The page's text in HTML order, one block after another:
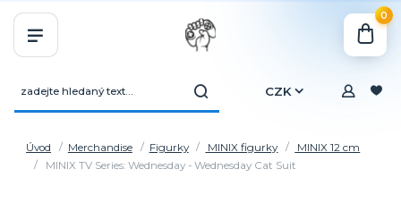
CZK
0
Úvod Merchandise Figurky MINIX figurky
MINIX 12 cm
MINIX TV Series: Wednesday - Wednesday Cat Suit